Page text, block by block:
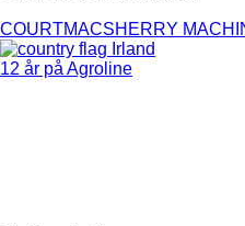
COURTMACSHERRY
Irland
12 år på Agroline